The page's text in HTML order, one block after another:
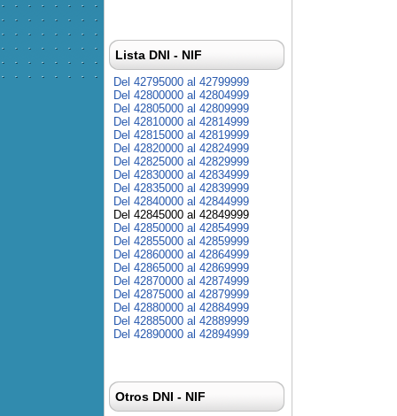
Lista DNI - NIF
Del 42795000 al 42799999
Del 42800000 al 42804999
Del 42805000 al 42809999
Del 42810000 al 42814999
Del 42815000 al 42819999
Del 42820000 al 42824999
Del 42825000 al 42829999
Del 42830000 al 42834999
Del 42835000 al 42839999
Del 42840000 al 42844999
Del 42845000 al 42849999
Del 42850000 al 42854999
Del 42855000 al 42859999
Del 42860000 al 42864999
Del 42865000 al 42869999
Del 42870000 al 42874999
Del 42875000 al 42879999
Del 42880000 al 42884999
Del 42885000 al 42889999
Del 42890000 al 42894999
Otros DNI - NIF